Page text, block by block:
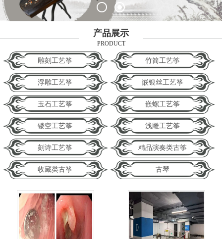
产品展示
PRODUCT
雕刻工艺筝 竹简工艺筝
浮雕工艺筝 嵌银丝工艺筝
玉石工艺筝 嵌螺工艺筝
镂空工艺筝 浅雕工艺筝
刻诗工艺筝 精品演奏类古筝
收藏类古筝 古琴